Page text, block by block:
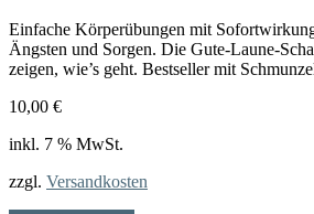
Einfache Körperübungen mit
Ängsten und Sorgen. Die Gute-Laune-
zeigen, wie’s geht. Bestseller mit
10,00 €
inkl. 7 % MwSt.
zzgl. Versandkosten